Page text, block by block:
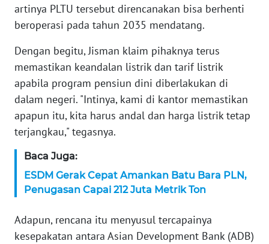
artinya PLTU tersebut direncanakan bisa berhenti
beroperasi pada tahun 2035 mendatang.
Dengan begitu, Jisman klaim pihaknya terus
memastikan keandalan listrik dan tarif listrik
apabila program pensiun dini diberlakukan di
dalam negeri. "Intinya, kami di kantor memastikan
apapun itu, kita harus andal dan harga listrik tetap
terjangkau," tegasnya.
Baca Juga:
ESDM Gerak Cepat Amankan Batu Bara PLN,
Penugasan Capai 212 Juta Metrik Ton
Adapun, rencana itu menyusul tercapainya
kesepakatan antara Asian Development Bank (ADB)
WN
BARAT
WN
RIAU
WN
WN
JAMBI
WN
SULTRA